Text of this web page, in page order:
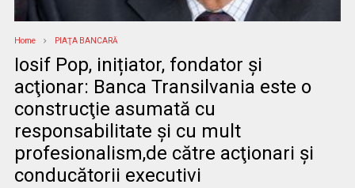
Home PIAŢA BANCARĂ
Iosif Pop, inițiator, fondator şi
acţionar: Banca Transilvania este o
construcţie asumată cu
responsabilitate şi cu mult
profesionalism,de către acţionari şi
conducătorii executivi